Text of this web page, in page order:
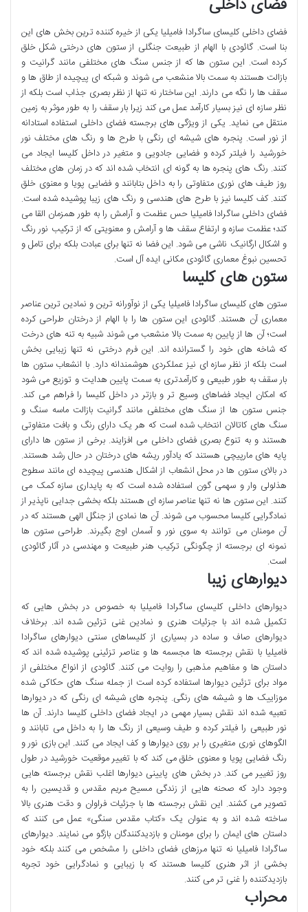
فضای داخلی
فضای داخلی کلیسای ساگرادا فامیلیا یکی از خیره کننده ترین بخش های این
بنا است. گائودی با الهام از طبیعت جنگلی از ستون های درختی شکل خلق
کرده است. این ستون ها که از جنس سنگ های مختلفی مانند گرانیت و
بازالت هستند به سمت بالا منشعب می شوند و شبکه ای پیچیده از طاق ها و
سقف ها را نگه می دارند. این ساختار نه تنها از نظر بصری جذاب است بلکه از
نظر سازه ای نیز بسیار کارآمد عمل می کند زیرا بار سقف را به طور موثر به زمین
منتقل می نماید. یکی از ویژگی های برجسته فضای داخلی استفاده استادانه
از نور است. پنجره های شیشه ای رنگی با طرح ها و رنگ های مختلف نور
خورشید را فیلتر کرده و فضایی جادویی و متغیر در داخل کلیسا ایجاد می
کنند. رنگ های پنجره ها به گونه ای انتخاب شده اند که در زمان های مختلف
روز طیف های نوری متفاوتی را به داخل بتابانند و فضایی پویا و معنوی خلق
کنند. کف کلیسا نیز با طرح های هندسی و رنگ های زیبا پوشیده شده است.
فضای داخلی ساگرادا فامیلیا حس عظمت و آرامش را به طور همزمان القا می
کند؛ عظمت سازه و ارتفاع سقف ها و آرامش و معنویتی که از ترکیب نور رنگ
و اشکال ارگانیک ناشی می شود. این فضا نه تنها برای عبادت بلکه برای تامل و
تحسین نبوغ معماری گائودی مکانی ایده آل است.
ستون های کلیسا
ستون های کلیسای ساگرادا فامیلیا یکی از نوآورانه ترین و نمادین ترین عناصر
معماری آن هستند. گائودی این ستون ها را با الهام از درختان طراحی کرده
است؛ آن ها از پایین به سمت بالا منشعب می شوند شبیه به تنه های درخت
که شاخه های خود را گسترانده اند. این فرم درختی نه تنها زیبایی بخش
است بلکه از نظر سازه ای نیز عملکردی هوشمندانه دارد. با انشعاب ستون ها
بار سقف به طور طبیعی و کارآمدتری به سمت پایین هدایت و توزیع می شود
که امکان ایجاد فضاهای وسیع تر و بازتر در داخل کلیسا را فراهم می کند.
جنس ستون ها از سنگ های مختلفی مانند گرانیت بازالت ماسه سنگ و
سنگ های کاتالان انتخاب شده است که هر یک دارای رنگ و بافت متفاوتی
هستند و به تنوع بصری فضای داخلی می افزایند. برخی از ستون ها دارای
پایه های مارپیچی هستند که یادآور ریشه های درختان در حال رشد هستند.
در بالای ستون ها در محل انشعاب از اشکال هندسی پیچیده ای مانند سطوح
هذلولی وار و سهمی گون استفاده شده است که به پایداری سازه کمک می
کنند. این ستون ها نه تنها عناصر سازه ای هستند بلکه بخشی جدایی ناپذیر از
نمادگرایی کلیسا محسوب می شوند. آن ها نمادی از جنگل الهی هستند که در
آن مومنان می توانند به سوی نور و آسمان اوج بگیرند. طراحی ستون ها
نمونه ای برجسته از چگونگی ترکیب هنر طبیعت و مهندسی در آثار گائودی
است.
دیوارهای زیبا
دیوارهای داخلی کلیسای ساگرادا فامیلیا به خصوص در بخش هایی که
تکمیل شده اند با جزئیات هنری و نمادین غنی تزئین شده اند. برخلاف
دیوارهای صاف و ساده در بسیاری از کلیساهای سنتی دیوارهای ساگرادا
فامیلیا با نقش برجسته ها مجسمه ها و عناصر تزئینی پوشیده شده اند که
داستان ها و مفاهیم مذهبی را روایت می کنند. گائودی از انواع مختلفی از
مواد برای تزئین دیوارها استفاده کرده است از جمله سنگ های حکاکی شده
موزاییک ها و شیشه های رنگی. پنجره های شیشه ای رنگی که در دیوارها
تعبیه شده اند نقش بسیار مهمی در ایجاد فضای داخلی کلیسا دارند. آن ها
نور طبیعی را فیلتر کرده و طیف وسیعی از رنگ ها را به داخل می تابانند و
الگوهای نوری متغیری را بر روی دیوارها و کف ایجاد می کنند. این بازی نور و
رنگ فضایی پویا و معنوی خلق می کند که با تغییر موقعیت خورشید در طول
روز تغییر می کند. در بخش های پایینی دیوارها اغلب نقش برجسته هایی
وجود دارد که صحنه هایی از زندگی مسیح مریم مقدس و قدیسین را به
تصویر می کشند. این نقش برجسته ها با جزئیات فراوان و دقت هنری بالا
ساخته شده اند و به عنوان یک «کتاب مقدس سنگی» عمل می کنند که
داستان های ایمان را برای مومنان و بازدیدکنندگان بازگو می نمایند. دیوارهای
ساگرادا فامیلیا نه تنها مرزهای فضای داخلی را مشخص می کنند بلکه خود
بخشی از اثر هنری کلیسا هستند که با زیبایی و نمادگرایی خود تجربه
بازدیدکننده را غنی تر می کنند.
محراب